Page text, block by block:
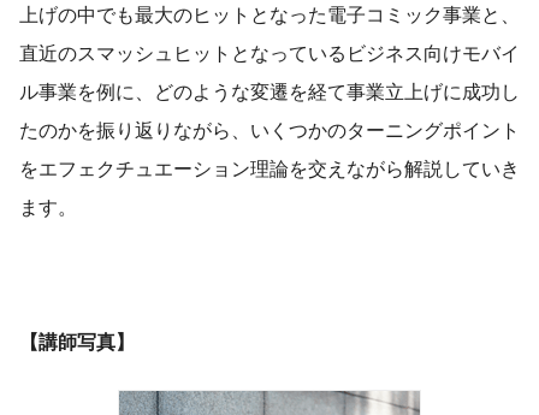
上げの中でも最大のヒットとなった電子コミック事業と、
直近のスマッシュヒットとなっているビジネス向けモバイ
ル事業を例に、どのような変遷を経て事業立上げに成功し
たのかを振り返りながら、いくつかのターニングポイント
をエフェクチュエーション理論を交えながら解説していき
ます。
【講師写真】